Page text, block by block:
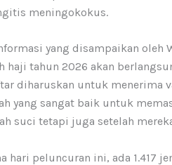
meningokokus.
yang disampaikan oleh
haji tahun 2026 akan
diharuskan untuk menerima
yang sangat baik untuk
suci tetapi juga setelah
hari peluncuran ini, ada 1.417